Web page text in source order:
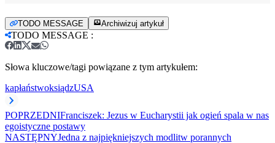
TODO MESSAGE Archiwizuj artykuł
TODO MESSAGE :
Słowa kluczowe/tagi powiązane z tym artykułem:
kapłaństwoksiądzUSA
POPRZEDNIFranciszek: Jezus w Eucharystii jak ogień spala w nas
egoistyczne postawy
NASTĘPNYJedna z najpiękniejszych modlitw porannych